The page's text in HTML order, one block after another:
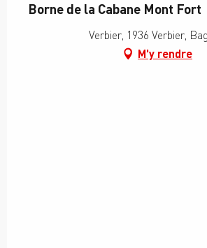
Borne de la Cabane Mont Fort
Verbier, 1936 Verbier,
M'y rendre